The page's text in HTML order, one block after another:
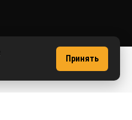
2018 dve-ruchki.ru
Принять